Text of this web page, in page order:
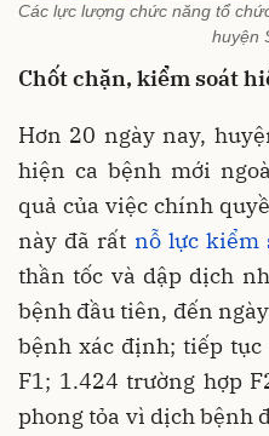
Các lực lượng chức năng tổ
huyện
Chốt chặn, kiểm soát
Hơn 20 ngày nay,
hiện ca bệnh mới
quả của việc chính
này đã rất nỗ lực kiểm
thần tốc và dập dịch
bệnh đầu tiên, đến
bệnh xác định; tiếp
F1; 1.424 trường hợp
phong tỏa vì dịch bệnh